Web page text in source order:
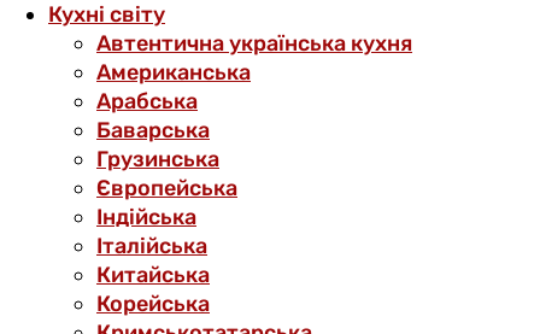
Кухні світу
Автентична українська кухня
Американська
Арабська
Баварська
Грузинська
Європейська
Індійська
Італійська
Китайська
Корейська